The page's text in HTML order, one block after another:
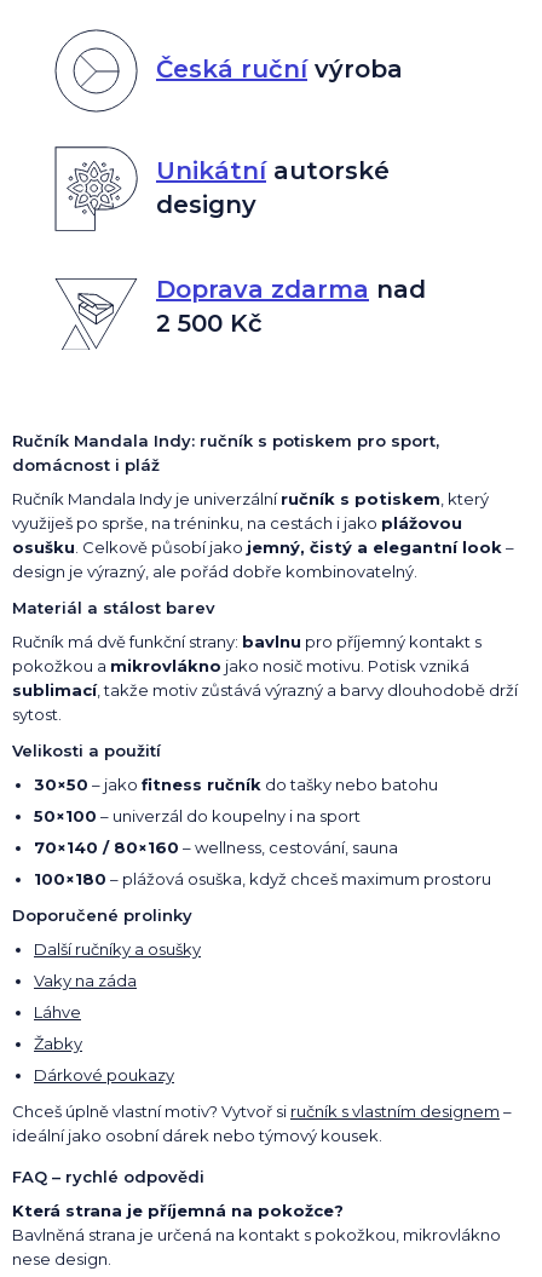
Česká ručnívýroba
Unikátníautorské
designy
Doprava zdarma nad
2 500 Kč
Ručník Mandala Indy: ručník s potiskem pro sport,
domácnost i pláž
Ručník Mandala Indy je univerzálníručník s potiskem , který
využiješ po sprše, na tréninku, na cestách i jako plážovou
osušku . Celkově působí jako jemný, čistý a elegantní look –
design je výrazný, ale pořád dobře kombinovatelný.
Materiál a stálost barev
Ručník má dvě funkční strany: bavlnu pro příjemný kontakt s
pokožkou a mikrovlákno jako nosič motivu. Potisk vzniká
sublimací, takže motiv zůstává výrazný a barvy dlouhodobě drží
sytost.
Velikosti a použití
30×50 – jako fitness ručník do tašky nebo batohu
50×100 – univerzál do koupelny i na sport
70×140 / 80×160 – wellness, cestování, sauna
100×180 – plážová osuška, když chceš maximum prostoru
Doporučené prolinky
Další ručníky a osušky
Vaky na záda
Láhve
Žabky
Dárkové poukazy
Chceš úplně vlastní motiv? Vytvoř si ručník s vlastním designem –
ideální jako osobní dárek nebo týmový kousek.
FAQ – rychlé odpovědi
Která strana je příjemná na pokožce?
Bavlněná strana je určená na kontakt s pokožkou, mikrovlákno
nese design.